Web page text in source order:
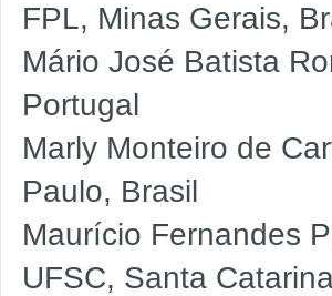
FPL, Minas Gerais,
Mário José Batista
Portugal
Marly Monteiro de
Paulo, Brasil
Maurício Fernandes
UFSC, Santa